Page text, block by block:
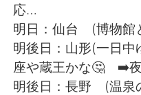
English
繁體中文
応…
明日：仙台 (博物館
明後日：山形(一日
座や蔵王かな🤔 ➡️
明後日：長野 (温泉